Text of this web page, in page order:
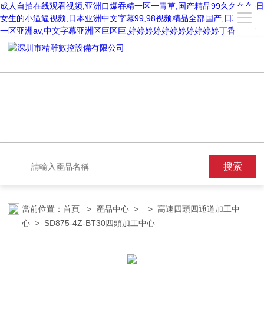
成人自拍在线观看视频,亚洲口爆吞精一区一青草,国产精品99久久久久,日
女生的小逼逼视频,日本亚洲中文字幕99,98视频精品全部国产,日韩精品
一区亚洲av,中文字幕亚洲区巨区巨,婷婷婷婷婷婷婷婷婷婷婷丁香
當前位置：首頁 > 產品中心 > >高速四頭四通道加工中
心 > SD875-4Z-BT30四頭加工中心